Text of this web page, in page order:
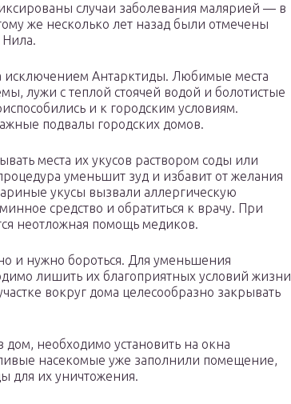
случаи заболевания малярией — в
же несколько лет назад были отмечены
Нила.
исключением Антарктиды. Любимые места
лужи с теплой стоячей водой и болотистые
и к городским условиям.
подвалы городских домов.
места их укусов раствором соды или
уменьшит зуд и избавит от желания
укусы вызвали аллергическую
средство и обратиться к врачу. При
неотложная помощь медиков.
и нужно бороться. Для уменьшения
лишить их благоприятных условий жизни
вокруг дома целесообразно закрывать
необходимо установить на окна
насекомые уже заполнили помещение,
для их уничтожения.